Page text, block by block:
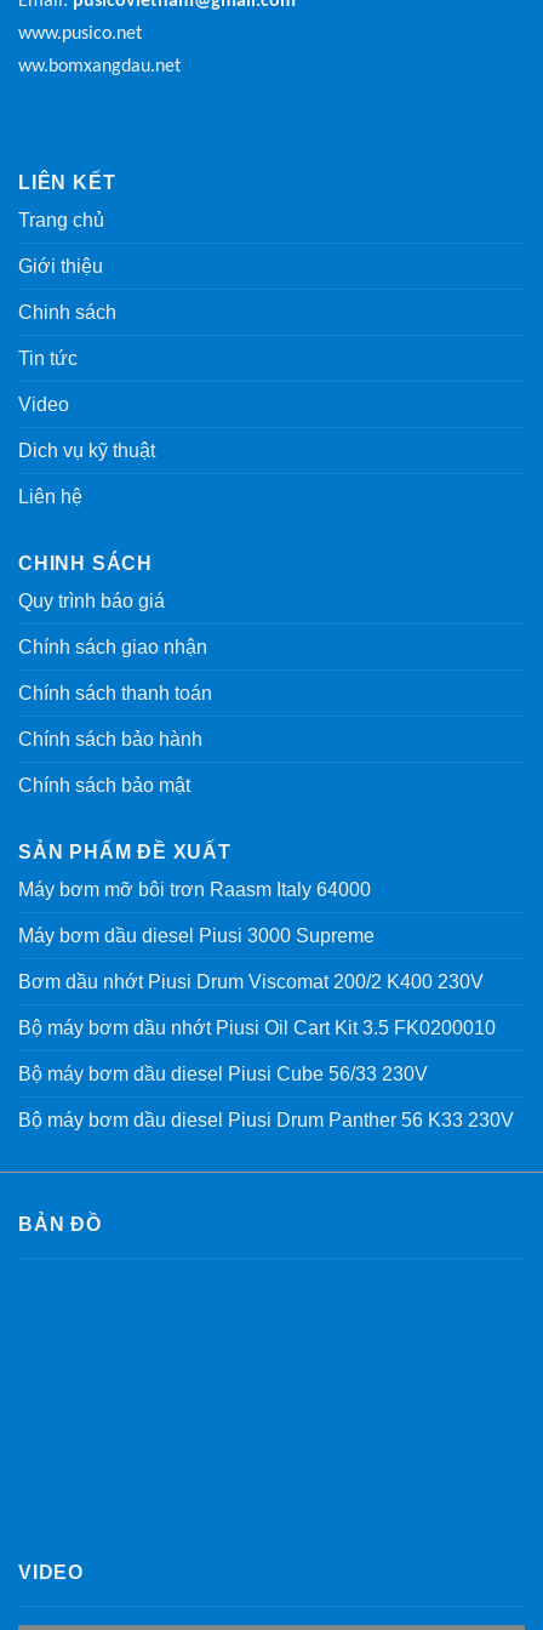
www.pusico.net
ww.bomxangdau.net
LIÊN KẾT
Trang chủ
Giới thiệu
Chinh sách
Tin tức
Video
Dich vụ kỹ thuật
Liên hệ
CHINH SÁCH
Quy trình báo giá
Chính sách giao nhận
Chính sách thanh toán
Chính sách bảo hành
Chính sách bảo mật
SẢN PHẨM ĐỀ XUẤT
Máy bơm mỡ bôi trơn Raasm Italy 64000
Máy bơm dầu diesel Piusi 3000 Supreme
Bơm dầu nhớt Piusi Drum Viscomat 200/2 K400 230V
Bộ máy bơm dầu nhớt Piusi Oil Cart Kit 3.5 FK0200010
Bộ máy bơm dầu diesel Piusi Cube 56/33 230V
Bộ máy bơm dầu diesel Piusi Drum Panther 56 K33 230V
BẢN ĐỒ
VIDEO